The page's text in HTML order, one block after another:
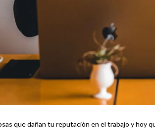
que dañan tu reputación en el trabajo y hoy